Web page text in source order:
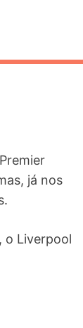
já nos
o Liverpool